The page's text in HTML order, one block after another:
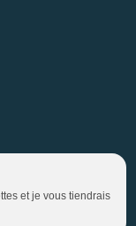
et je vous tiendrais